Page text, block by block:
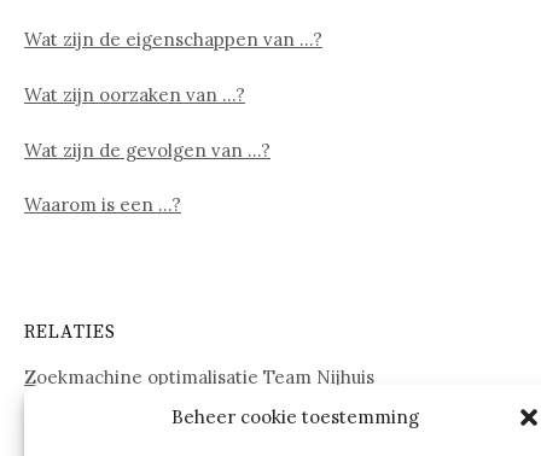
Beheer cookie toestemming
Wat zijn de eigenschappen van …?
Wat zijn oorzaken van …?
Wat zijn de gevolgen van …?
Waarom is een …?
RELATIES
Zoekmachine optimalisatie Team Nijhuis